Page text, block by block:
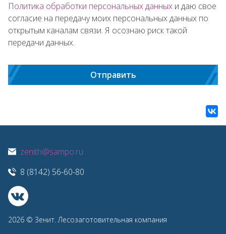
Политика обработки персональных данных и даю свое
согласие на передачу моих персональных данных по
открытым каналам связи. Я осознаю риск такой
передачи данных.
Отправить
zenith@sampo.ru
8 (8142) 56-60-80
2026 © Зенит. Лесозаготовительная компания